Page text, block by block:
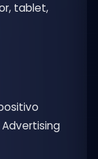
tablet,
Advertising